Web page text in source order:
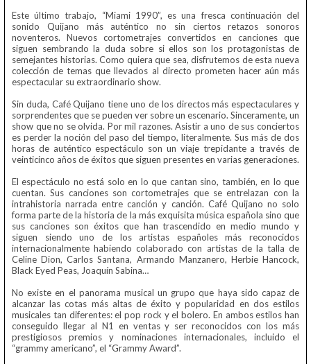
Este último trabajo, “Miami 1990”, es una fresca continuación del
sonido Quijano más auténtico no sin ciertos retazos sonoros
noventeros. Nuevos cortometrajes convertidos en canciones que
siguen sembrando la duda sobre si ellos son los protagonistas de
semejantes historias. Como quiera que sea, disfrutemos de esta nueva
colección de temas que llevados al directo prometen hacer aún más
espectacular su extraordinario show.
Sin duda, Café Quijano tiene uno de los directos más espectaculares y
sorprendentes que se pueden ver sobre un escenario. Sinceramente, un
show que no se olvida. Por mil razones. Asistir a uno de sus conciertos
es perder la noción del paso del tiempo, literalmente. Sus más de dos
horas de auténtico espectáculo son un viaje trepidante a través de
veinticinco años de éxitos que siguen presentes en varias generaciones.
El espectáculo no está solo en lo que cantan sino, también, en lo que
cuentan. Sus canciones son cortometrajes que se entrelazan con la
intrahistoria narrada entre canción y canción. Café Quijano no solo
forma parte de la historia de la más exquisita música española sino que
sus canciones son éxitos que han trascendido en medio mundo y
siguen siendo uno de los artistas españoles más reconocidos
internacionalmente habiendo colaborado con artistas de la talla de
Celine Dion, Carlos Santana, Armando Manzanero, Herbie Hancock,
Black Eyed Peas, Joaquín Sabina…
No existe en el panorama musical un grupo que haya sido capaz de
alcanzar las cotas más altas de éxito y popularidad en dos estilos
musicales tan diferentes: el pop rock y el bolero. En ambos estilos han
conseguido llegar al N1 en ventas y ser reconocidos con los más
prestigiosos premios y nominaciones internacionales, incluido el
“grammy americano”, el “Grammy Award”.